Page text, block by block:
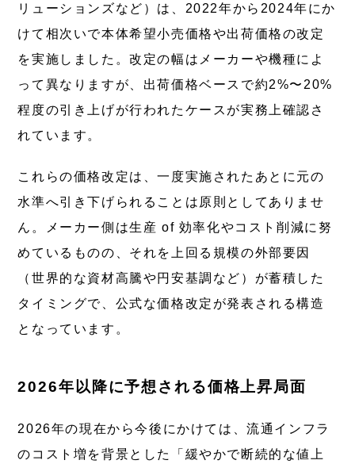
リューションズなど）は、2022年から2024年にか
けて相次いで本体希望小売価格や出荷価格の改定
を実施しました。改定の幅はメーカーや機種によ
って異なりますが、出荷価格ベースで約2%〜20%
程度の引き上げが行われたケースが実務上確認さ
れています。
これらの価格改定は、一度実施されたあとに元の
水準へ引き下げられることは原則としてありませ
ん。メーカー側は生産 of 効率化やコスト削減に努
めているものの、それを上回る規模の外部要因
（世界的な資材高騰や円安基調など）が蓄積した
タイミングで、公式な価格改定が発表される構造
となっています。
2026年以降に予想される価格上昇局面
2026年の現在から今後にかけては、流通インフラ
のコスト増を背景とした「緩やかで断続的な値上